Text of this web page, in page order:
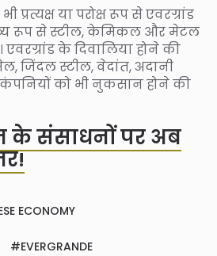
या परोक्ष रूप से एवरग्रांड
रूप से स्टील, केमिकल और मेटल
के दिवालिया होने की
जिंदल स्टील, वेदांत, अदानी
कंपनियों को भी नुकसान होने की
के संसाधनों पर अब
ECONOMY
EVERGRANDE